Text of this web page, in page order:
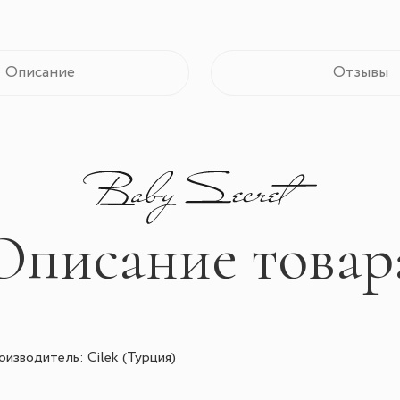
Описание Отзывы
Cilek (Турция)